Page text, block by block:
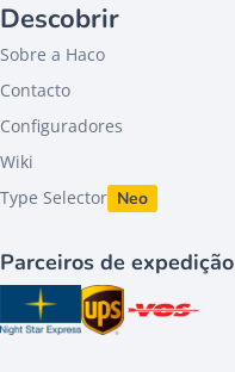
Descobrir
Sobre a Haco
Contacto
Configuradores
Wiki
Type Selector Neo
Parceiros de expedição